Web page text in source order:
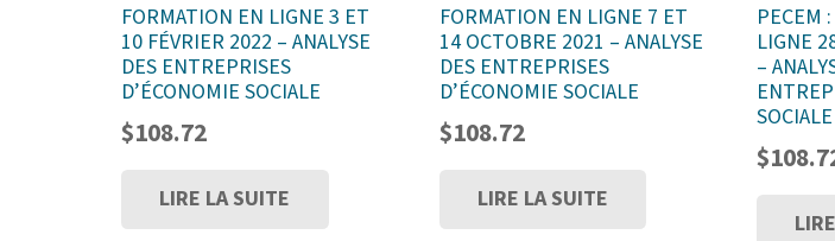
FORMATION EN LIGNE 3 ET
10 FÉVRIER 2022 – ANALYSE
DES ENTREPRISES
D’ÉCONOMIE SOCIALE
$108.72
LIRE LA SUITE
FORMATION EN LIGNE 7 ET
14 OCTOBRE 2021 – ANALYSE
DES ENTREPRISES
D’ÉCONOMIE SOCIALE
$108.72
LIRE LA SUITE
PECEM
LIGNE
–
SOCIALE
$